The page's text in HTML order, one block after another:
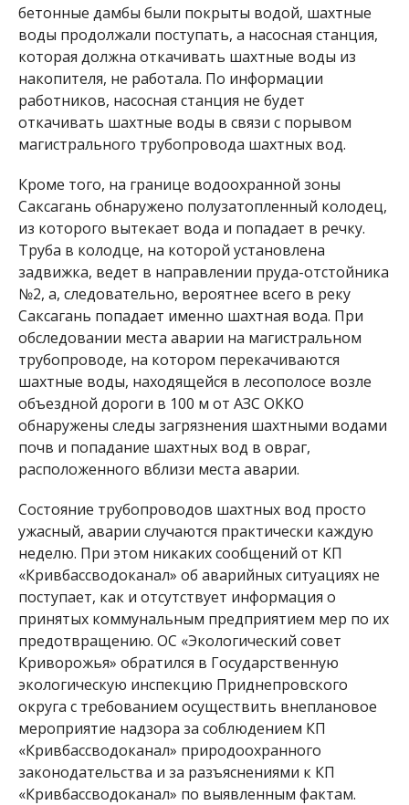
бетонные дамбы были покрыты водой, шахтные
воды продолжали поступать, а насосная станция,
которая должна откачивать шахтные воды из
накопителя, не работала. По информации
работников, насосная станция не будет
откачивать шахтные воды в связи с порывом
магистрального трубопровода шахтных вод.
Кроме того, на границе водоохранной зоны
Саксагань обнаружено полузатопленный колодец,
из которого вытекает вода и попадает в речку.
Труба в колодце, на которой установлена
задвижка, ведет в направлении пруда-отстойника
№2, а, следовательно, вероятнее всего в реку
Саксагань попадает именно шахтная вода. При
обследовании места аварии на магистральном
трубопроводе, на котором перекачиваются
шахтные воды, находящейся в лесополосе возле
объездной дороги в 100 м от АЗС ОККО
обнаружены следы загрязнения шахтными водами
почв и попадание шахтных вод в овраг,
расположенного вблизи места аварии.
Состояние трубопроводов шахтных вод просто
ужасный, аварии случаются практически каждую
неделю. При этом никаких сообщений от КП
«Кривбассводоканал» об аварийных ситуациях не
поступает, как и отсутствует информация о
принятых коммунальным предприятием мер по их
предотвращению. ОС «Экологический совет
Криворожья» обратился в Государственную
экологическую инспекцию Приднепровского
округа с требованием осуществить внеплановое
мероприятие надзора за соблюдением КП
«Кривбассводоканал» природоохранного
законодательства и за разъяснениями к КП
«Кривбассводоканал» по выявленным фактам.